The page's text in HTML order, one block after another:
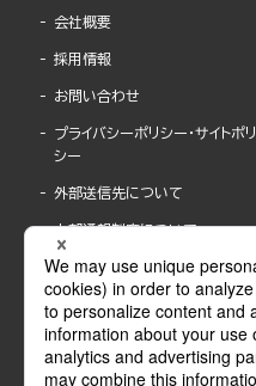
会社概要
採用情報
お問い合わせ
プライバシーポリシー・サイトポリ
シー
外部送信先について
内部通報制度について